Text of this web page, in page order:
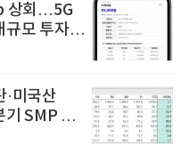
상회…5G
규모 투자
미국산
SMP 상